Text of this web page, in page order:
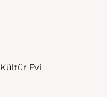
Evi